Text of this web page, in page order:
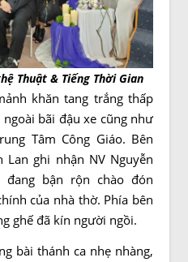
Thuật & Tiếng Thời Gian
khăn tang trắng thấp
bãi đậu xe cũng như
Tâm Công Giáo. Bên
ghi nhận NV Nguyễn
bận rộn chào đón
của nhà thờ. Phía bên
ghế đã kín người ngồi.
bài thánh ca nhẹ nhàng,